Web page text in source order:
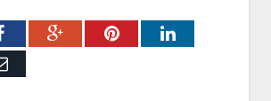
FacebookGoogle+PinterestLinkedIn
Email